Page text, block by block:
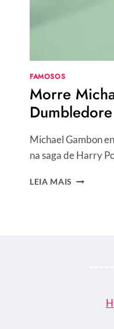
FAMOSOS
Morre
Michael Gambon
na saga de Harry
LEIA MAIS MORRE